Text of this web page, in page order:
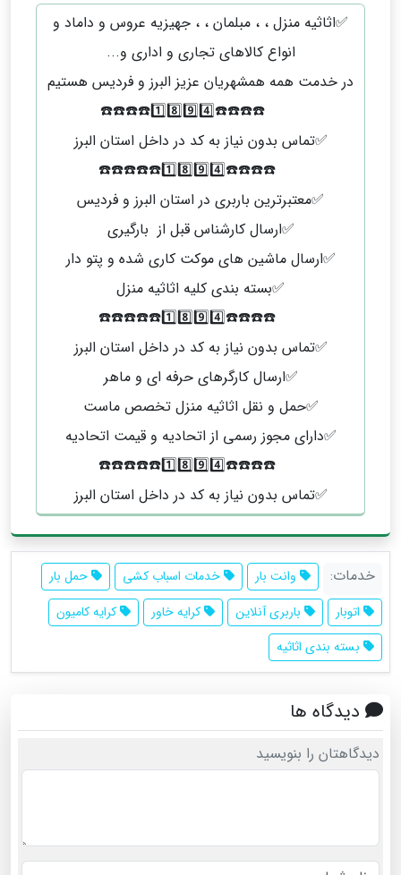
✅️اثاثیه منزل ، ، مبلمان ، ، جهیزیه عروس و داماد و
انواع کالاهای تجاری و اداری و...
در خدمت همه همشهریان عزیز البرز و فردیس هستیم
☎️☎️☎️☎️1️⃣8️⃣9️⃣4️⃣☎️☎️☎️☎️
✅️تماس بدون نیاز به کد در داخل استان البرز
☎️☎️☎️☎️1️⃣8️⃣9️⃣4️⃣☎️☎️☎️☎️☎️
✅️معتبرترین باربری در استان البرز و فردیس
✅️ارسال کارشناس قبل از بارگیری
✅️ارسال ماشین های موکت کاری شده و پتو دار
✅️بسته بندی کلیه اثاثیه منزل
☎️☎️☎️☎️1️⃣8️⃣9️⃣4️⃣☎️☎️☎️☎️☎️
✅️تماس بدون نیاز به کد در داخل استان البرز
✅️ارسال کارگرهای حرفه ای و ماهر
✅️حمل و نقل اثاثیه منزل تخصص ماست
✅️دارای مجوز رسمی از اتحادیه و قیمت اتحادیه
☎️☎️☎️☎️1️⃣8️⃣9️⃣4️⃣☎️☎️☎️☎️☎️
✅️تماس بدون نیاز به کد در داخل استان البرز
خدمات: وانت بار خدمات اسباب کشی
حمل بار
اتوبار
باربری آنلاین کرایه خاور
کرایه کامیون
بسته بندی اثاثیه
دیدگاه ها
دیدگاهتان را بنویسید